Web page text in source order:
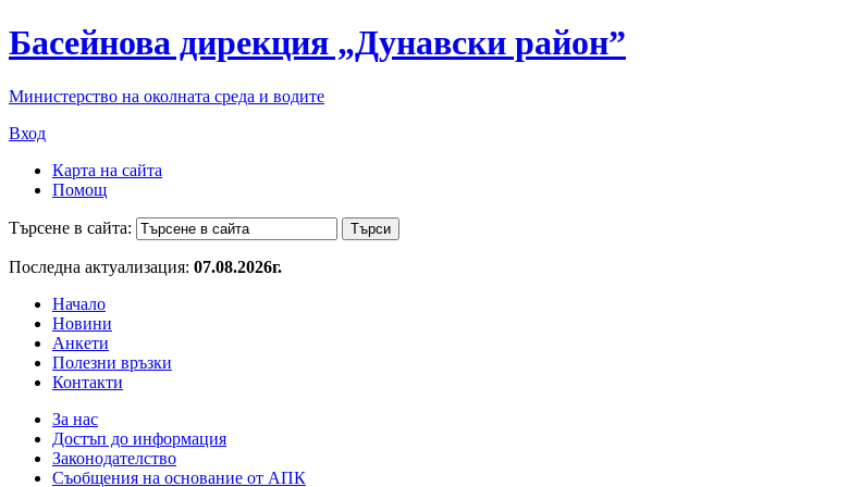
Басейнова дирекция „Дунавски район”
Министерство на околната среда и водите
Вход
Карта на сайта
Помощ
Търсене в сайта:
Последна актуализация: 07.08.2026г.
Начало
Новини
Анкети
Полезни връзки
Контакти
За нас
Достъп до информация
Законодателство
Съобщения на основание от АПК